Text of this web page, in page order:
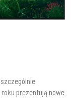
prezentują nowe